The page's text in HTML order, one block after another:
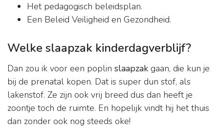
Het pedagogisch beleidsplan.
Een Beleid Veiligheid en Gezondheid.
Welke slaapzak kinderdagverblijf?
Dan zou ik voor een poplin slaapzak gaan, die kun je
bij de prenatal kopen. Dat is super dun stof, als
lakenstof. Ze zijn ook vrij breed dus dan heeft je
zoontje toch de ruimte. En hopelijk vindt hij het thuis
dan zonder ook nog steeds oke!